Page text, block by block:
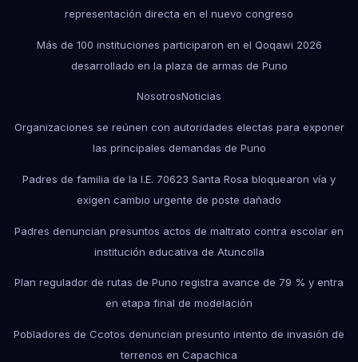
representación directa en el nuevo congreso
Más de 100 instituciones participaron en el Qoqawi 2026
desarrollado en la plaza de armas de Puno
NosotrosNoticias
Organizaciones se reúnen con autoridades electas para exponer
las principales demandas de Puno
Padres de familia de la I.E. 70623 Santa Rosa bloquearon vía y
exigen cambio urgente de poste dañado
Padres denuncian presuntos actos de maltrato contra escolar en
institución educativa de Atuncolla
Plan regulador de rutas de Puno registra avance de 79 % y entra
en etapa final de modelación
Pobladores de Ccotos denuncian presunto intento de invasión de
terrenos en Capachica